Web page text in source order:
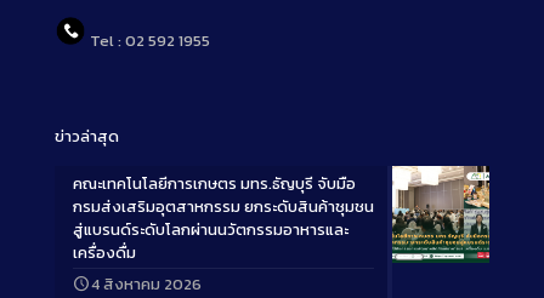
Tel : 02 592 1955
ข่าวล่าสุด
Long
คณะเทคโนโลยีการเกษตร มทร.ธัญบุรี จับมือ
กรมส่งเสริมอุตสาหกรรม ยกระดับสินค้าชุมชน
สู่แบรนด์ระดับโลกผ่านนวัตกรรมอาหารและ
เครื่องดื่ม
4 สิงหาคม 2026